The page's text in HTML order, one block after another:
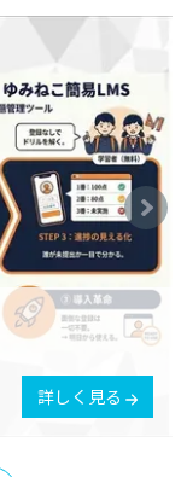
詳しく見る